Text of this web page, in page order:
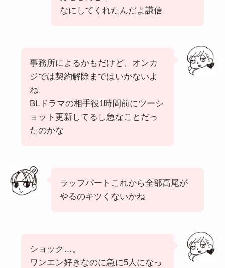
なにしてくれたんだよ謙信
事務所によるかもだけど、オンカ
ジでは契約解除まではいかないよ
ね
BLドラマの相手役1時間前にツーシ
ョット更新してるし急なことだっ
たのかな
ラップパートこれから全部高尾が
やるのキツくないかね
ショック…。
ワンエン好きなのに急に5人になっ